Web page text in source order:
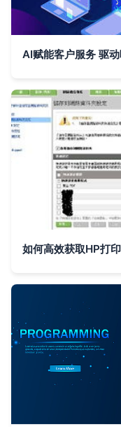
AI赋能客户服务 驱